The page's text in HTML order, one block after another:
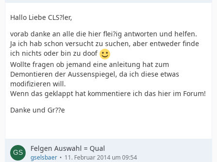
Hallo Liebe CLS?ler,
vorab danke an alle die hier flei?ig antworten und helfen.
Ja ich hab schon versucht zu suchen, aber entweder finde
ich nichts oder bin zu doof
Wollte fragen ob jemand eine anleitung hat zum
Demontieren der Aussenspiegel, da ich diese etwas
modifizieren will.
Wenn das geklappt hat kommentiere ich das hier im Forum!
Danke und Gr??e
Felgen Auswahl = Qual
gselsbaer 11. Februar 2014 um 09:54